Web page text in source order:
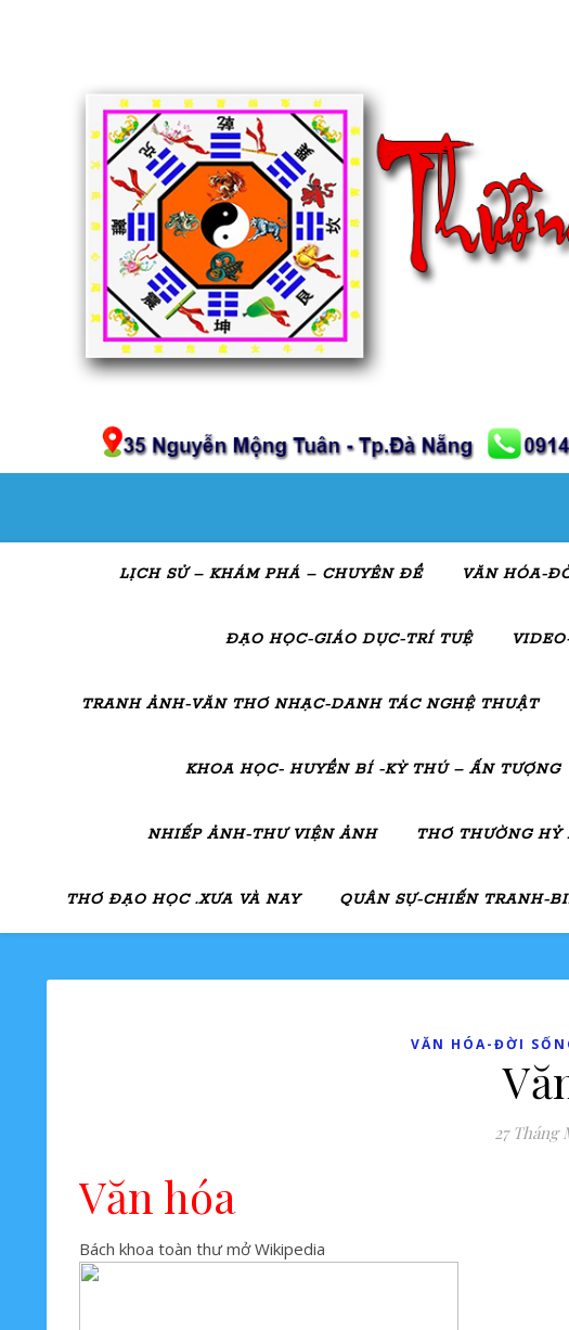
LỊCH SỬ – KHÁM PHÁ – CHUYÊN ĐỀ VĂN HÓA-
ĐẠO HỌC-GIÁO DỤC-TRÍ TUỆ
TRANH ẢNH-VĂN THƠ NHẠC-DANH TÁC NGHỆ THUẬT
KHOA HỌC- HUYỀN BÍ -KỲ THÚ – ẤN TƯỢNG
NHIẾP ẢNH-THƯ VIỆN ẢNH THƠ THƯỜNG HỶ
THƠ ĐẠO HỌC .XƯA VÀ NAY QUÂN SỰ-CHIẾN TRANH-
VĂN HÓA-ĐỜI
27 Tháng
Văn hóa
Bách khoa toàn thư mở Wikipedia